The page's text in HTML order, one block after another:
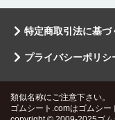
特定商取引法に基づ
プライバシーポリシ
類似名称にご注意下さい。
ゴムシート.comはゴムシー